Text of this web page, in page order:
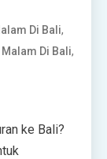
Di Bali,
Di Bali,
ke Bali?